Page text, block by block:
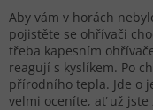
Aby vám v horách
pojistěte se ohřívači
třeba kapesním
reagují s kyslíkem. Po
přírodního tepla. Jde o
velmi oceníte, ať už jste